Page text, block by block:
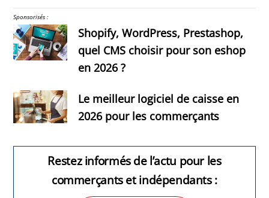
Sponsorisés :
Shopify, WordPress, Prestashop,
quel CMS choisir pour son eshop
en 2026 ?
Le meilleur logiciel de caisse en
2026 pour les commerçants
Restez informés de l’actu pour les
commerçants et indépendants :